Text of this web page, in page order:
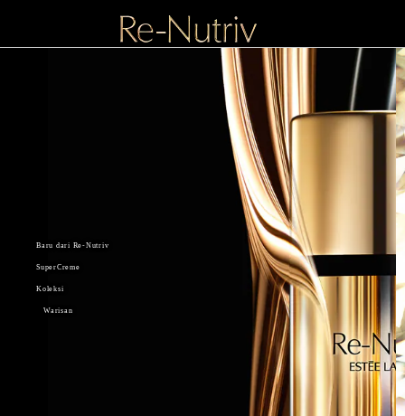
Baru dari Re-Nutriv
SuperCreme
Koleksi
Warisan